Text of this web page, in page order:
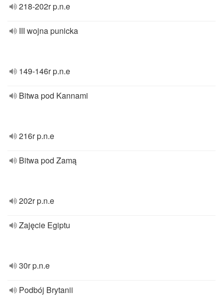
218-202r p.n.e
III wojna punicka
149-146r p.n.e
Bitwa pod Kannami
216r p.n.e
Bitwa pod Zamą
202r p.n.e
Zajęcie Egiptu
30r p.n.e
Podbój Brytanii